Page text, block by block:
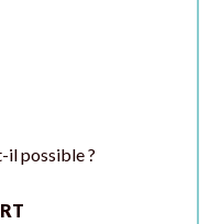
il possible ?